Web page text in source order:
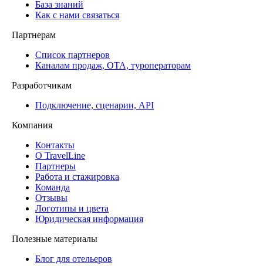
База знаний
Как с нами связаться
Партнерам
Список партнеров
Каналам продаж, ОТА, туроператорам
Разработчикам
Подключение, сценарии, API
Компания
Контакты
О TravelLine
Партнеры
Работа и стажировка
Команда
Отзывы
Логотипы и цвета
Юридическая информация
Полезные материалы
Блог для отельеров